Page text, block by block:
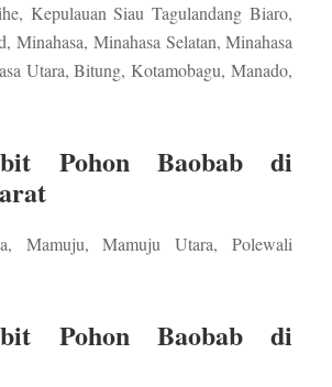
Kepulauan Siau Tagulandang Biaro,
Minahasa, Minahasa Selatan, Minahasa
Utara, Bitung, Kotamobagu, Manado,
Pohon Baobab di
Mamuju, Mamuju Utara, Polewali
Pohon Baobab di